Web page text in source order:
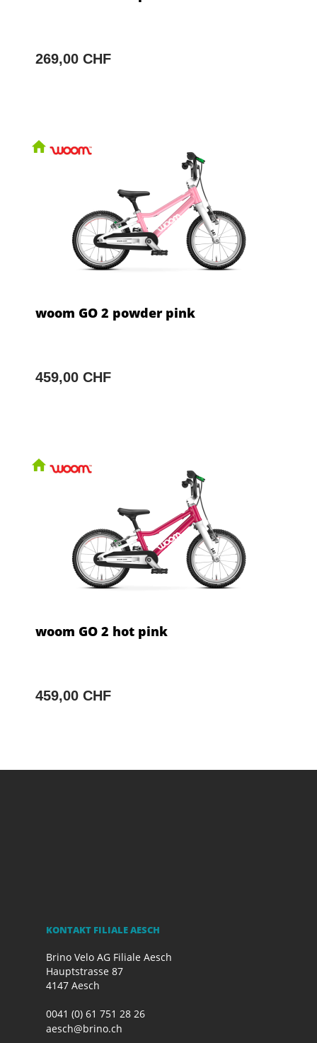
269,00 CHF
woom GO 2 powder pink
459,00 CHF
woom GO 2 hot pink
459,00 CHF
KONTAKT FILIALE AESCH
Brino Velo AG Filiale Aesch
Hauptstrasse 87
4147 Aesch
0041 (0) 61 751 28 26
aesch@brino.ch